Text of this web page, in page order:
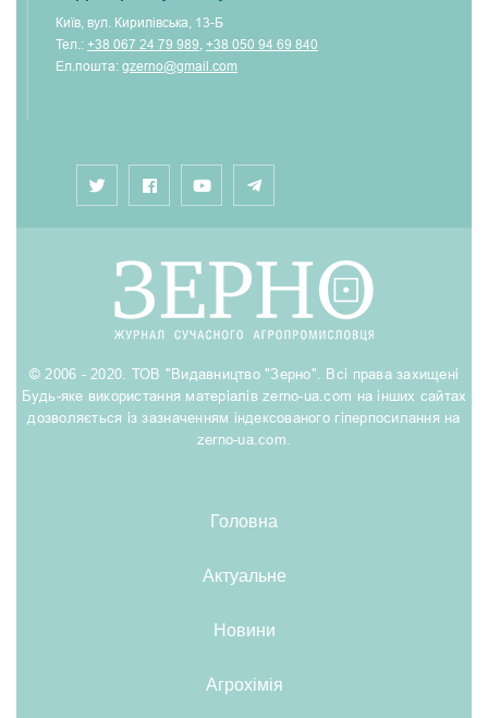
Київ, вул. Кирилівська, 13-Б
Тел.: +38 067 24 79 989, +38 050 94 69 840
Ел.пошта: gzerno@gmail.com
© 2006 - 2020. ТОВ "Видавництво "Зерно". Всі права захищені
Будь-яке використання матеріалів zerno-ua.com на інших сайтах
дозволяється із зазначенням індексованого гіперпосилання на
zerno-ua.com.
Головна
Актуальне
Новини
Агрохімія